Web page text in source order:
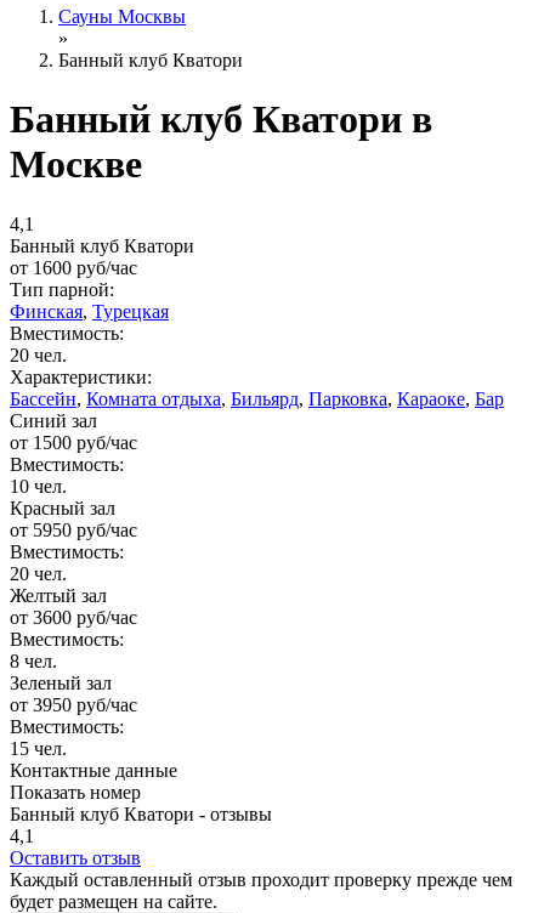
Сауны Москвы
»
Банный клуб Кватори
Банный клуб Кватори в
Москве
4,1
Банный клуб Кватори
от 1600 руб/час
Тип парной:
Финская, Турецкая
Вместимость:
20 чел.
Характеристики:
Бассейн, Комната отдыха, Бильярд, Парковка, Караоке, Бар
Синий зал
от 1500 руб/час
Вместимость:
10 чел.
Красный зал
от 5950 руб/час
Вместимость:
20 чел.
Желтый зал
от 3600 руб/час
Вместимость:
8 чел.
Зеленый зал
от 3950 руб/час
Вместимость:
15 чел.
Контактные данные
Показать номер
Банный клуб Кватори - отзывы
4,1
Оставить отзыв
Каждый оставленный отзыв проходит проверку прежде чем
будет размещен на сайте.